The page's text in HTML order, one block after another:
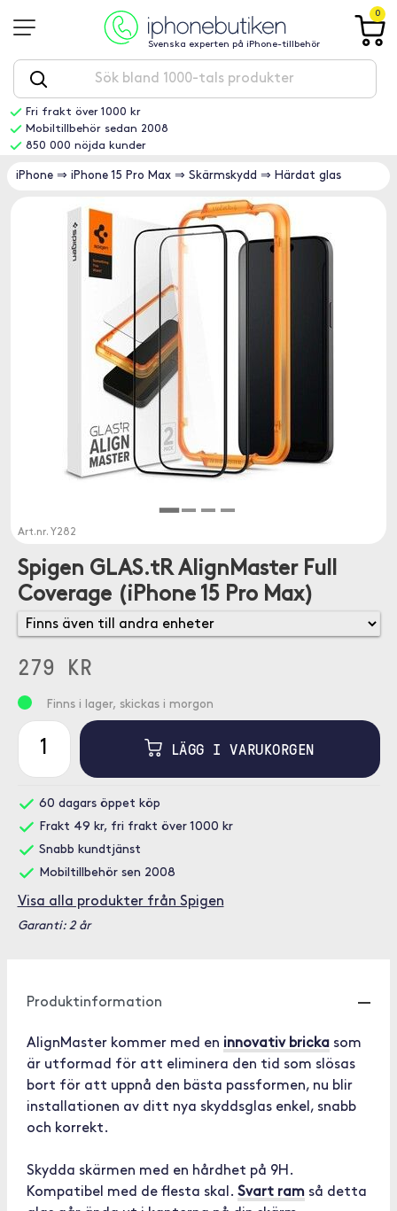
Svenska experten på iPhone-tillbehör
0
Fri frakt över 1000 kr
Mobiltillbehör sedan 2008
850 000 nöjda kunder
iPhone ⇒ iPhone 15 Pro Max ⇒ Skärmskydd ⇒ Härdat glas
Art.nr. Y282
Spigen GLAS.tR AlignMaster Full
Coverage (iPhone 15 Pro Max)
279 KR
Finns i lager, skickas i morgon
LÄGG I VARUKORGEN
60 dagars öppet köp
Frakt 49 kr, fri frakt över 1000 kr
Snabb kundtjänst
Mobiltillbehör sen 2008
Visa alla produkter från Spigen
Garanti: 2 år
Produktinformation
AlignMaster kommer med en innovativ bricka som
är utformad för att eliminera den tid som slösas
bort för att uppnå den bästa passformen, nu blir
installationen av ditt nya skyddsglas enkel, snabb
och korrekt.
Skydda skärmen med en hårdhet på 9H.
Kompatibel med de flesta skal. Svart ram så detta